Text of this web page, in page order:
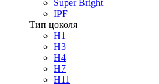
Super Bright
IPF
Тип цоколя
H1
H3
H4
H7
H11